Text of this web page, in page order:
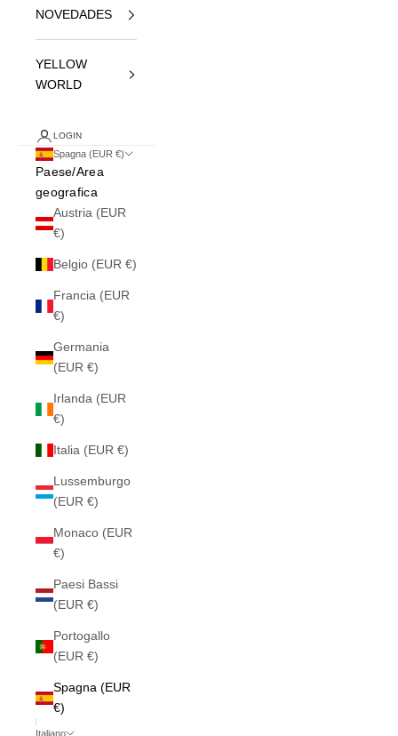
NOVEDADES
YELLOW
WORLD
LOGIN
Spagna (EUR €)
Paese/Area
geografica
Austria (EUR
€)
Belgio (EUR €)
Francia (EUR
€)
Germania
(EUR €)
Irlanda (EUR
€)
Italia (EUR €)
Lussemburgo
(EUR €)
Monaco (EUR
€)
Paesi Bassi
(EUR €)
Portogallo
(EUR €)
Spagna (EUR
€)
Italiano